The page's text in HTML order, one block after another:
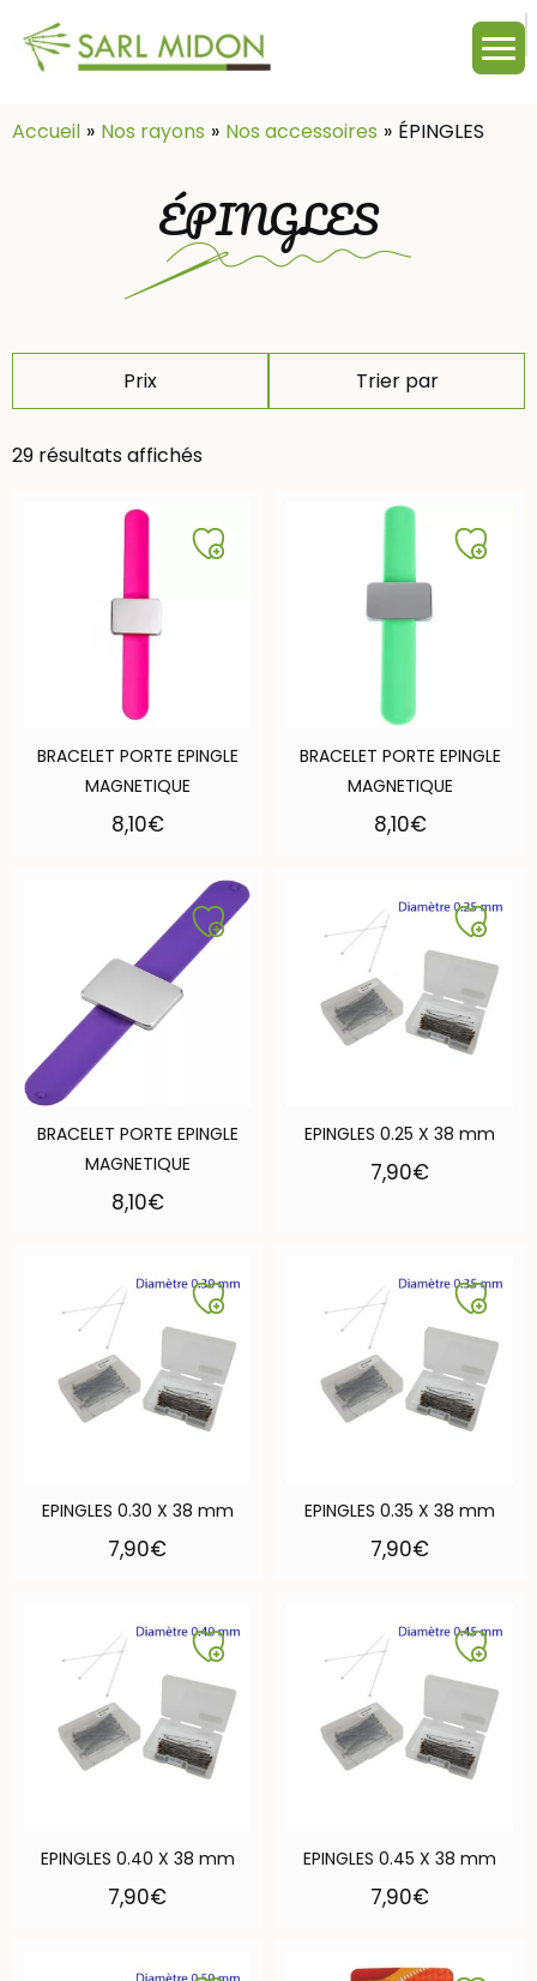
Accueil
Nos rayons Nos accessoires ÉPINGLES
ÉPINGLES
Prix Trier par
29 résultats affichés
BRACELET PORTE EPINGLE
MAGNETIQUE
8,10€
BRACELET PORTE EPINGLE
MAGNETIQUE
8,10€
BRACELET PORTE EPINGLE
MAGNETIQUE
8,10€
EPINGLES 0.25 X 38 mm
7,90€
EPINGLES 0.30 X 38 mm
7,90€
EPINGLES 0.35 X 38 mm
7,90€
EPINGLES 0.40 X 38 mm
7,90€
EPINGLES 0.45 X 38 mm
7,90€